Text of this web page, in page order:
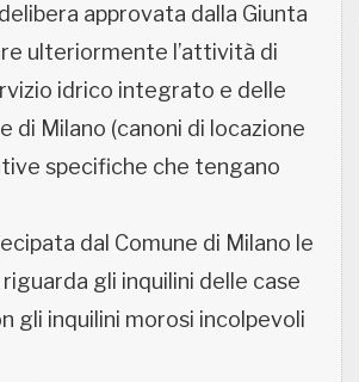
approvata dalla Giunta
ulteriormente l’attività di
idrico integrato e delle
di Milano (canoni di locazione
specifiche che tengano
dal Comune di Milano le
gli inquilini delle case
gli inquilini morosi incolpevoli